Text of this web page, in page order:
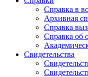
Справка в
Архивная
Справка
Справка об
Свидетельства